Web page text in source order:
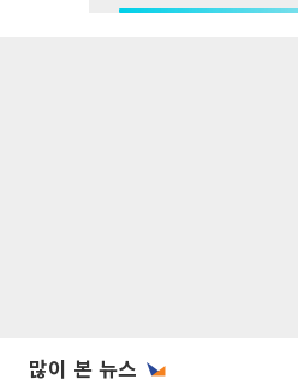
많이 본 뉴스